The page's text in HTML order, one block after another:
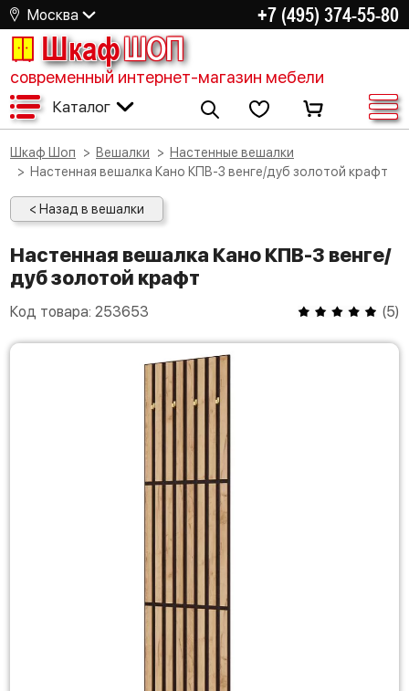
Москва +7 (495) 374-55-80
ШкафШОП
современный интернет-магазин мебели
Каталог
Шкаф Шоп Вешалки
Настенные вешалки
Настенная вешалка Кано КПВ-3 венге/дуб золотой крафт
< Назад в вешалки
Настенная вешалка Кано КПВ-3 венге/
дуб золотой крафт
Код товара: 253653 (5)